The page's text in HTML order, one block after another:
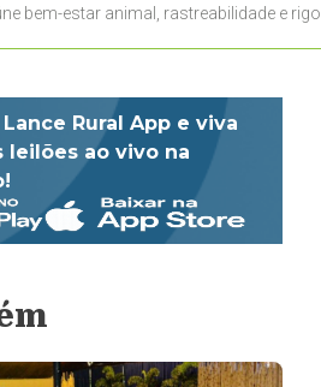
bem-estar animal, rastreabilidade e
Rural App e viva
leilões ao vivo na